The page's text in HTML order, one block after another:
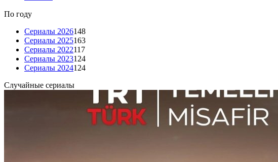
По году
Сериалы 2026148
Сериалы 2025163
Сериалы 2022117
Сериалы 2023124
Сериалы 2024124
Случайные сериалы